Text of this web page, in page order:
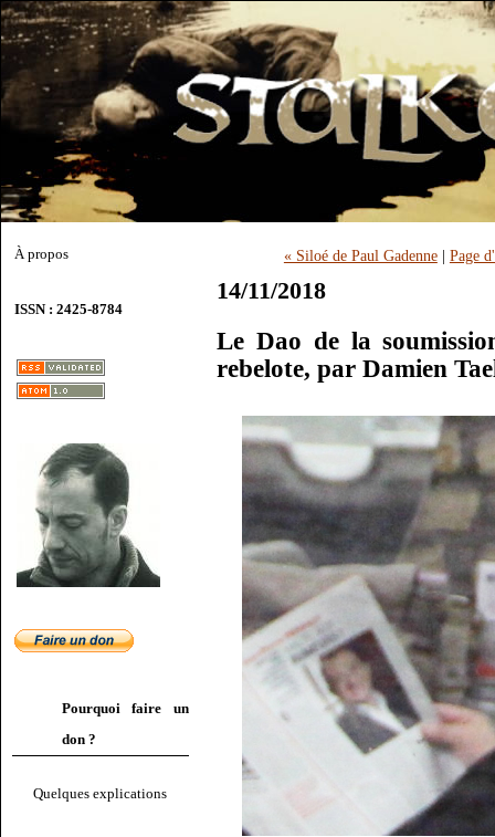
À propos
ISSN : 2425-8784
Pourquoi faire un
don ?
Quelques explications
« Siloé de Paul Gadenne| Page
14/11/2018
Le Dao de la
rebelote, par Damien